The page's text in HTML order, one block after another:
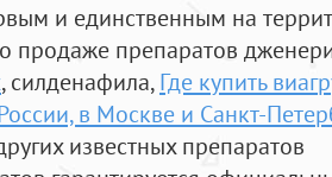
и единственным на
продаже препаратов
, силденафила, Где купить
в Москве и Санкт-
известных препаратов